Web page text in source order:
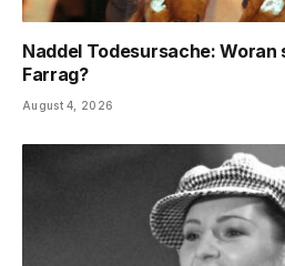
Naddel Todesursache: Woran
Farrag?
August 4, 2026